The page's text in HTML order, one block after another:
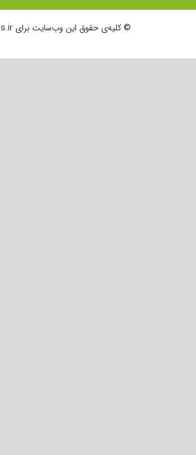
© کلیه‌ی حقوق این وب‌سایت برای LabTests.ir محفوظ است.